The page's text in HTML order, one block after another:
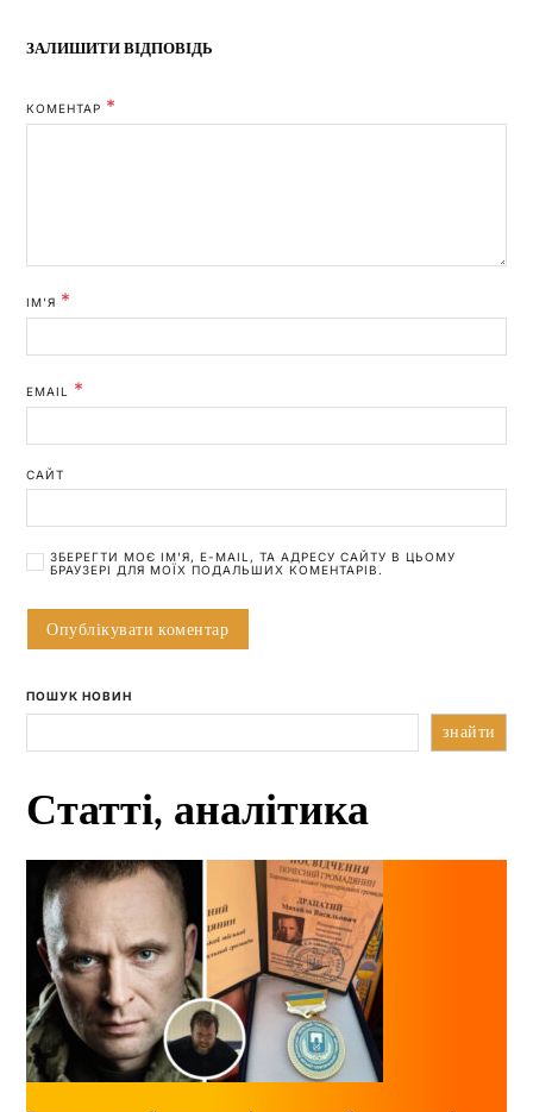
ЗАЛИШИТИ ВІДПОВІДЬ
КОМЕНТАР *
ІМ'Я *
EMAIL *
САЙТ
ЗБЕРЕГТИ МОЄ ІМ'Я, E-MAIL, ТА АДРЕСУ САЙТУ В ЦЬОМУ
БРАУЗЕРІ ДЛЯ МОЇХ ПОДАЛЬШИХ КОМЕНТАРІВ.
ПОШУК НОВИН
знайти
Статті, аналітика